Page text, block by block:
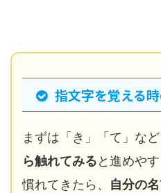
指文字を覚える
まずは「き」「て」など
ら触れてみると進めや
慣れてきたら、 自分の